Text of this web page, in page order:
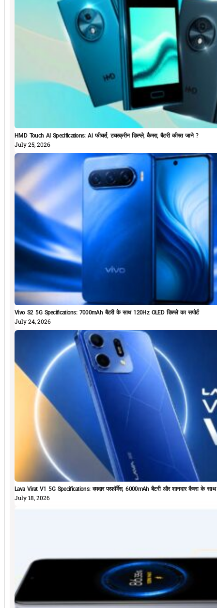
HMD Touch AI Specifications: Ai फीचर्स, टचस्क्रीन डिस्प्ले, कैमरा, बैटरी कीमत जाने ?
July 25, 2026
Vivo S2 5G Specifications: 7000mAh बैटरी के साथ 120Hz OLED डिस्प्ले का सपोर्ट
July 24, 2026
Lava Virat V1 5G Specifications: दमदार परफॉर्मेस, 6000mAh बैटरी और शानदार कैमरा के
July 18, 2026